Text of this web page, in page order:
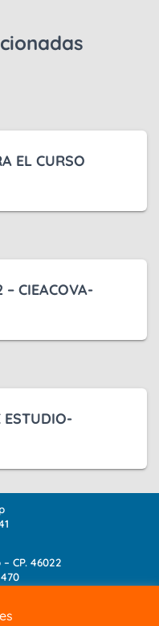
EL CURSO
– CIEACOVA-
ESTUDIO-
CP. 46022